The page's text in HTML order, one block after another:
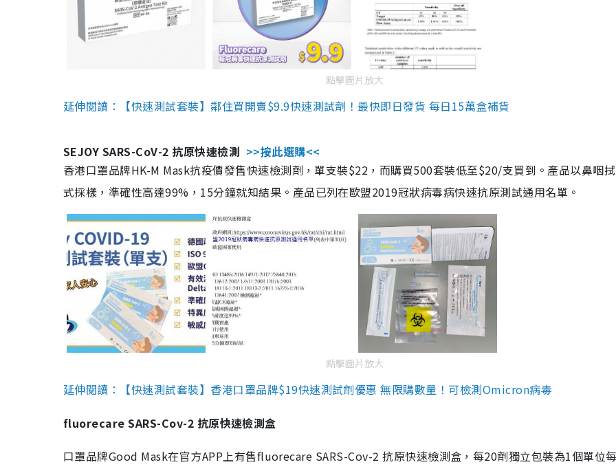
點擊圖片放大
延伸閱讀：【快速測試套裝】鄰住買開賣$9.9快速測試劑！最快即日發貨 每日15萬盒補貨
SEJOY SARS-CoV-2 抗原快速檢測 >>按此選購<<
香港口罩品牌HK-M Mask抗疫價發售快速檢測劑，單支裝$22，而購買500套裝低至$20/支買到。產品以鼻咽
式採樣，準確性高達99%，15分鐘就知結果。產品已列在歐盟2019冠狀病毒病快速抗原測試通用名單。
點擊圖片放大
延伸閱讀：【快速測試套裝】香港口罩品牌$19快速測試劑優惠 無限購數量！可檢測Omicron病毒
fluorecare SARS-Cov-2 抗原快速檢測盒
口罩品牌Good Mask在官方APP上有售fluorecare SARS-Cov-2 抗原快速檢測盒，每20劑獨立包裝為1個單位